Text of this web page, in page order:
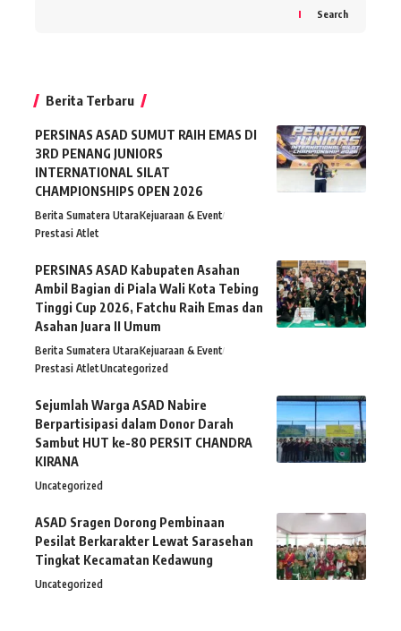
Search
Berita Terbaru
PERSINAS ASAD SUMUT RAIH EMAS DI
3RD PENANG JUNIORS
INTERNATIONAL SILAT
CHAMPIONSHIPS OPEN 2026
Berita Sumatera UtaraKejuaraan & Event
Prestasi Atlet
PERSINAS ASAD Kabupaten Asahan
Ambil Bagian di Piala Wali Kota Tebing
Tinggi Cup 2026, Fatchu Raih Emas dan
Asahan Juara II Umum
Berita Sumatera UtaraKejuaraan & Event
Prestasi AtletUncategorized
Sejumlah Warga ASAD Nabire
Berpartisipasi dalam Donor Darah
Sambut HUT ke-80 PERSIT CHANDRA
KIRANA
Uncategorized
ASAD Sragen Dorong Pembinaan
Pesilat Berkarakter Lewat Sarasehan
Tingkat Kecamatan Kedawung
Uncategorized